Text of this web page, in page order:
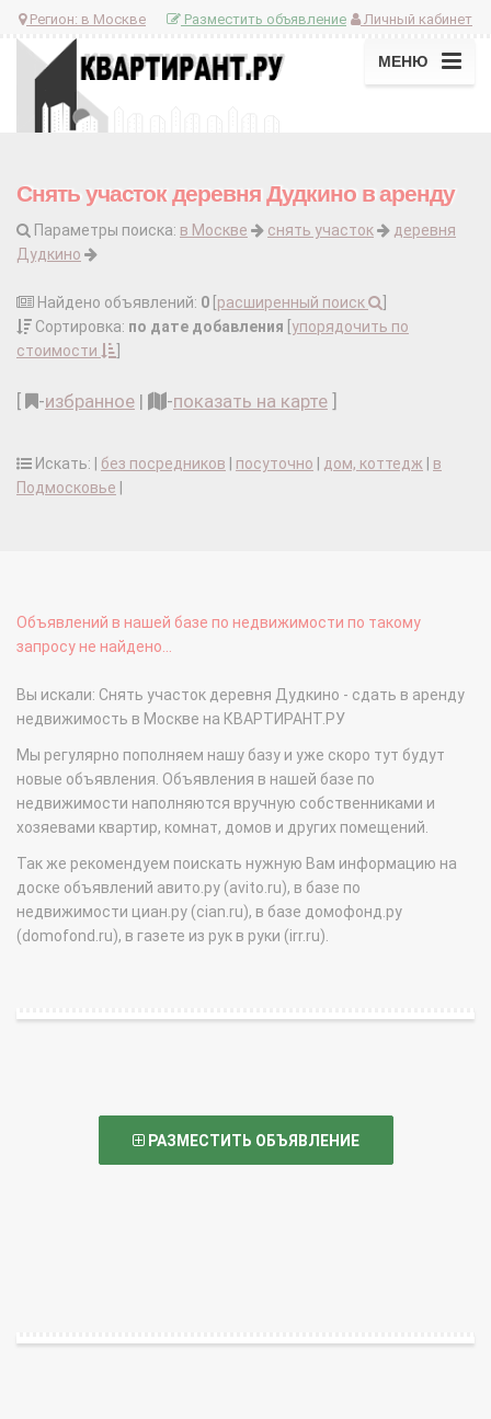
Регион: в Москве Личный кабинет
Разместить объявление
МЕНЮ
Снять участок деревня Дудкино в аренду
Параметры поиска: в Москве снять участок
деревня
Дудкино
Найдено объявлений: 0 расширенный поиск
Сортировка: по дате добавления упорядочить по
стоимости
-избранное | -показать на карте
Искать: | без посредников посуточно дом, коттедж
в
Подмосковье
Объявлений в нашей базе по недвижимости по такому
запросу не найдено...
Вы искали: Снять участок деревня Дудкино - сдать в аренду
недвижимость в Москве на КВАРТИРАНТ.РУ
Мы регулярно пополняем нашу базу и уже скоро тут будут
новые объявления. Объявления в нашей базе по
недвижимости наполняются вручную собственниками и
хозяевами квартир, комнат, домов и других помещений.
Так же рекомендуем поискать нужную Вам информацию на
доске объявлений авито.ру (avito.ru), в базе по
недвижимости циан.ру (cian.ru), в базе домофонд.ру
(domofond.ru), в газете из рук в руки (irr.ru).
РАЗМЕСТИТЬ ОБЪЯВЛЕНИЕ